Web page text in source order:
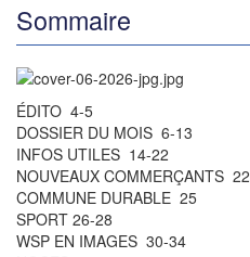
Sommaire
ÉDITO 4-5
DOSSIER DU MOIS 6-13
INFOS UTILES 14-22
NOUVEAUX COMMERÇANTS 22
COMMUNE DURABLE 25
SPORT 26-28
WSP EN IMAGES 30-34